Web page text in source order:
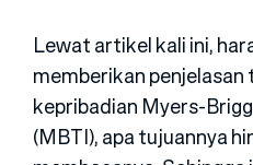
Lewat artikel kali ini,
memberikan
kepribadian Myers-
(MBTI), apa tujuannya